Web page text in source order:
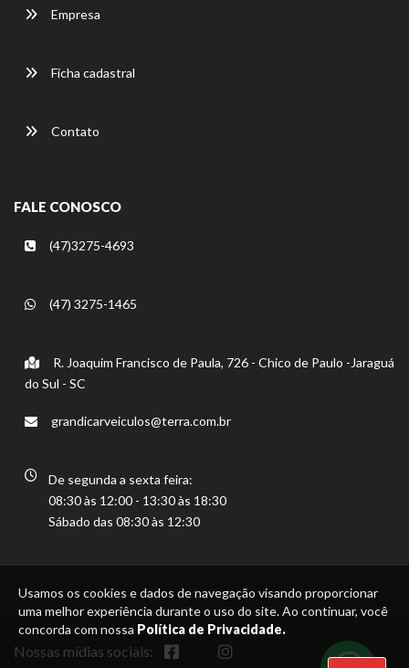
Usamos os cookies e dados de navegação visando proporcionar
uma melhor experiência durante o uso do site. Ao continuar, você
concorda com nossa Política de Privacidade.
Empresa
Ficha cadastral
Contato
FALE CONOSCO
(47)3275-4693
(47) 3275-1465
R. Joaquim Francisco de Paula, 726 - Chico de Paulo -Jaraguá
do Sul - SC
grandicarveiculos@terra.com.br
De segunda a sexta feira:
08:30 às 12:00 - 13:30 às 18:30
Sábado das 08:30 às 12:30
Nossas mídias sociais: